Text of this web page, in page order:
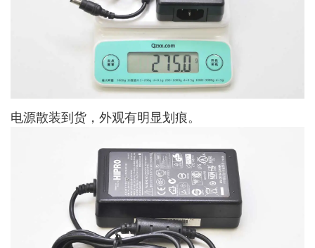
电源散装到货，外观有明显划痕。